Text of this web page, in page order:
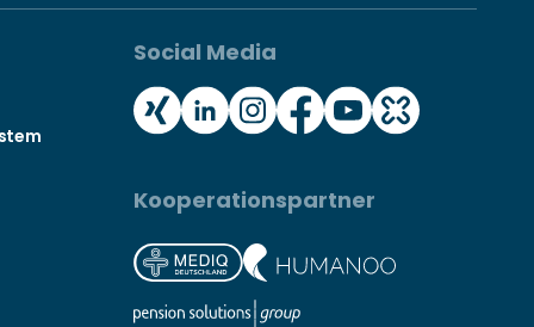
Social Media
Kooperationspartner